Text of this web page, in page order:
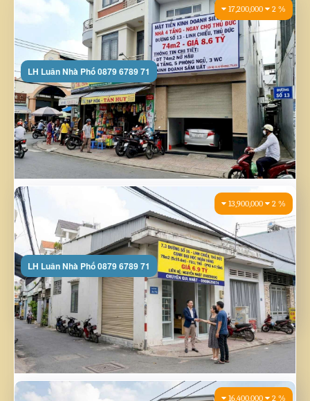
1 2 3 4 5
LH Luân Nhà Phố 0879 6789 71
17,200,000 2 %
MẶT TIỀN KINH DOANH ĐƯỜNG SỐ 13– NHÀ 4 TẦNG NGAY CHỢ THỦ ĐỨC ...
Giá gốc: 8,792,710,204VND
Tặng XU tích điểm vào ví NINASG: 17,200,000
Đã giảm giá so với giá thị trường: 2 %
8,600,000,000 VND
Đặt Mua - Booking